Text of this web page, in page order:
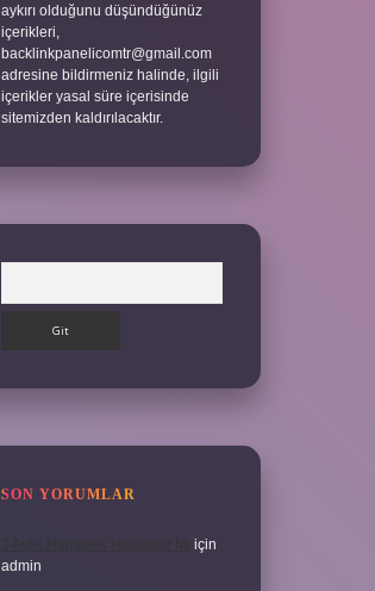
aykırı olduğunu düşündüğünüz
içerikleri,
backlinkpanelicomtr@gmail.com
adresine bildirmeniz halinde, ilgili
içerikler yasal süre içerisinde
sitemizden kaldırılacaktır.
SON YORUMLAR
3 Aylık Hamilelik Hissedilir Mi
için
admin